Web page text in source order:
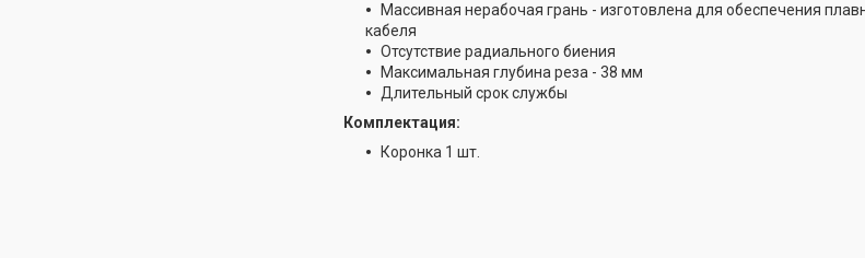
Массивная нерабочая грань - изготовлена для обеспечения
кабеля
Отсутствие радиального биения
Максимальная глубина реза - 38 мм
Длительный срок службы
Комплектация:
Коронка 1 шт.